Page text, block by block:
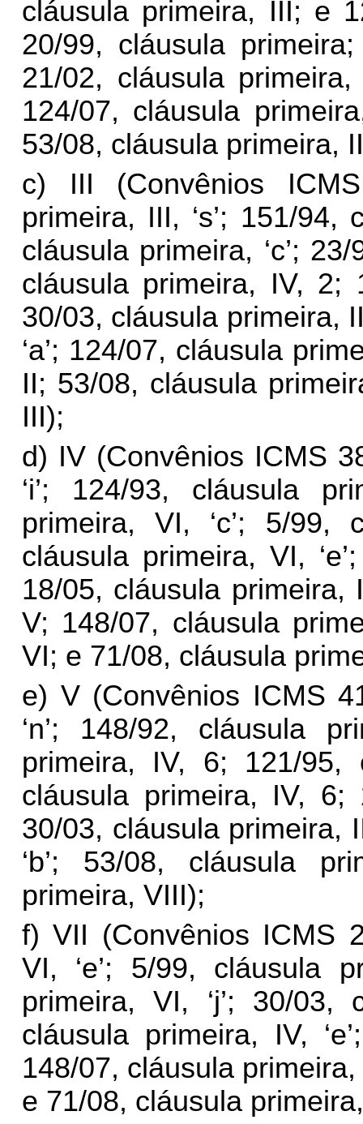
cláusula primeira, III; e
20/99, cláusula
21/02, cláusula
124/07, cláusula
53/08, cláusula primeira,
c) III (Convênios
primeira, III, ‘s’; 151/94,
cláusula primeira, ‘c’;
cláusula primeira, IV, 2;
30/03, cláusula primeira,
‘a’; 124/07, cláusula
II; 53/08, cláusula
III);
d) IV (Convênios ICMS
‘i’; 124/93, cláusula
primeira, VI, ‘c’; 5/99,
cláusula primeira, VI,
18/05, cláusula primeira,
V; 148/07, cláusula
VI; e 71/08, cláusula
e) V (Convênios ICMS
‘n’; 148/92, cláusula
primeira, IV, 6; 121/95,
cláusula primeira, IV, 6;
30/03, cláusula primeira,
‘b’; 53/08, cláusula
primeira, VIII);
f) VII (Convênios ICMS
VI, ‘e’; 5/99, cláusula
primeira, VI, ‘j’; 30/03,
cláusula primeira, IV,
148/07, cláusula
e 71/08, cláusula